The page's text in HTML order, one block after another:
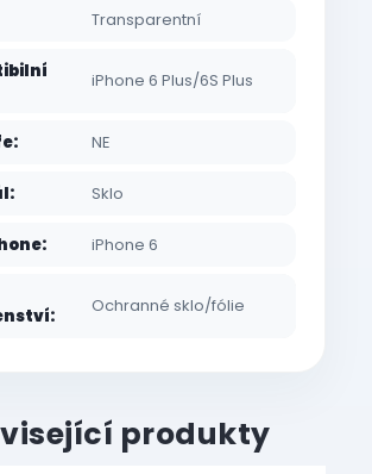
Transparentní
iPhone 6 Plus/6S Plus
: NE
: Sklo
: iPhone 6
: Ochranné sklo/fólie
produkty